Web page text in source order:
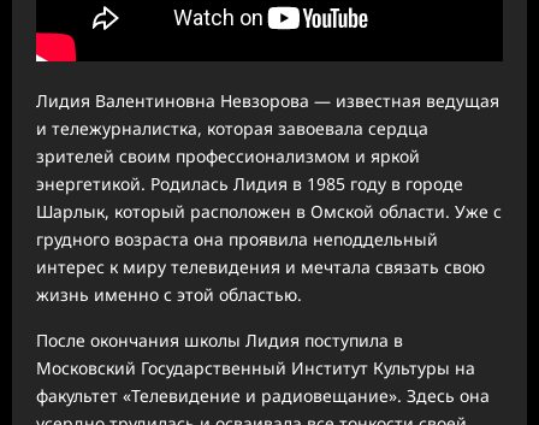
Лидия Валентиновна Невзорова — известная ведущая
и тележурналистка, которая завоевала сердца
зрителей своим профессионализмом и яркой
энергетикой. Родилась Лидия в 1985 году в городе
Шарлык, который расположен в Омской области. Уже с
грудного возраста она проявила неподдельный
интерес к миру телевидения и мечтала связать свою
жизнь именно с этой областью.
После окончания школы Лидия поступила в
Московский Государственный Институт Культуры на
факультет «Телевидение и радиовещание». Здесь она